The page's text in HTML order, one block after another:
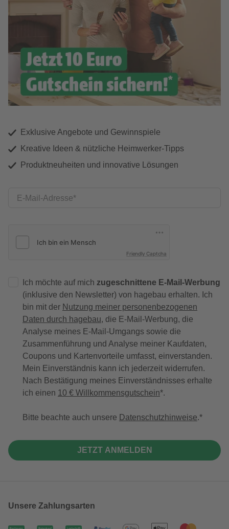
Exklusive Angebote und Gewinnspiele
Kreative Ideen & nützliche Heimwerker-Tipps
Produktneuheiten und innovative Lösungen
E-Mail-Adresse
Friendly Captcha
Ich möchte auf mich zugeschnittene E-Mail-Werbung
(inklusive den Newsletter) von hagebau erhalten. Ich
bin mit der Nutzung meiner personenbezogenen
Daten durch hagebau, die E-Mail-Werbung, die
Analyse meines E-Mail-Umgangs sowie die
Zusammenführung und Analyse meiner Kaufdaten,
Coupons und Kartenvorteile umfasst, einverstanden.
Mein Einverständnis kann ich jederzeit widerrufen.
Nach Bestätigung meines Einverständnisses erhalte
ich einen 10 € Willkommensgutschein*.
Bitte beachte auch unsere Datenschutzhinweise.
JETZT ANMELDEN
Unsere Zahlungsarten